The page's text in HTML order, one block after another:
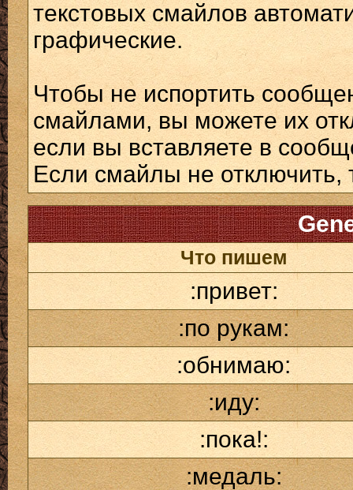
текстовых смайлов
графические.
Чтобы не испортить
смайлами, вы можете их
если вы вставляете в
Если смайлы не отключить,
Что пишем
:привет:
:по рукам:
:обнимаю:
:иду:
:пока!:
:медаль: